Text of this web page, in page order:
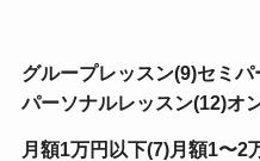
グループレッスン(9)セミパ
パーソナルレッスン(12)オ
月額1万円以下(7)月額1〜2